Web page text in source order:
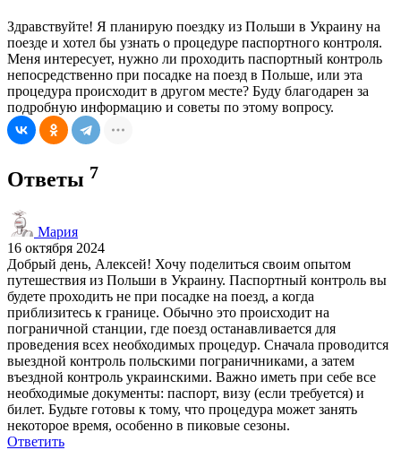
Здравствуйте! Я планирую поездку из Польши в Украину на
поезде и хотел бы узнать о процедуре паспортного контроля.
Меня интересует, нужно ли проходить паспортный контроль
непосредственно при посадке на поезд в Польше, или эта
процедура происходит в другом месте? Буду благодарен за
подробную информацию и советы по этому вопросу.
Ответы 7
Мария
16 октября 2024
Добрый день, Алексей! Хочу поделиться своим опытом
путешествия из Польши в Украину. Паспортный контроль вы
будете проходить не при посадке на поезд, а когда
приблизитесь к границе. Обычно это происходит на
пограничной станции, где поезд останавливается для
проведения всех необходимых процедур. Сначала проводится
выездной контроль польскими пограничниками, а затем
въездной контроль украинскими. Важно иметь при себе все
необходимые документы: паспорт, визу (если требуется) и
билет. Будьте готовы к тому, что процедура может занять
некоторое время, особенно в пиковые сезоны.
Ответить